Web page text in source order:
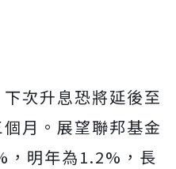
次升息恐將延後至
月。展望聯邦基金
，明年為1.2%，長